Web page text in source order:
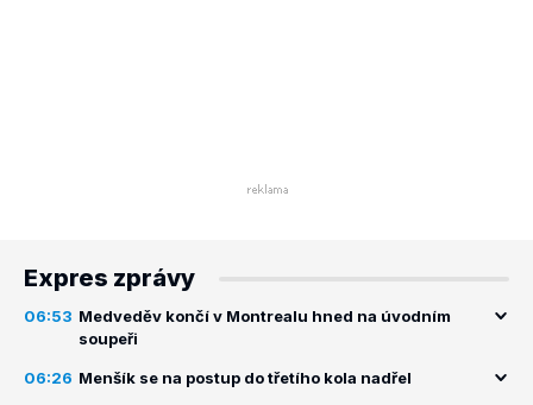
Expres zprávy
06:53 Medveděv končí v Montrealu hned na úvodním
soupeři
06:26 Menšík se na postup do třetího kola nadřel